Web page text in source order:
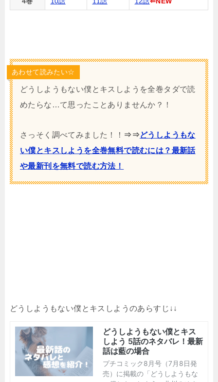
あわせて読みたい☆
どうしようもない僕とキスしようを全巻タダで読
めたらな…て思ったことありませんか？！
さっそく調べてみました！！ ⇒⇒どうしようもな
い僕とキスしようを全巻無料で読むには？最新話
や最新刊を無料で読む方法！
どうしようもない僕とキスしようのあらすじ↓↓